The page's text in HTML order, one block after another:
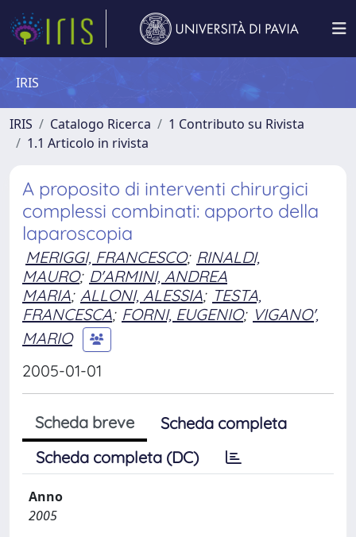
IRIS
IRIS Catalogo Ricerca
1 Contributo su Rivista
1.1 Articolo in rivista
A proposito di interventi chirurgici
complessi combinati: apporto della
laparoscopia
MERIGGI, FRANCESCO; RINALDI,
MAURO; D'ARMINI, ANDREA
MARIA; ALLONI, ALESSIA; TESTA,
FRANCESCA; FORNI, EUGENIO; VIGANO',
MARIO
2005-01-01
Scheda breve
Scheda completa
Scheda completa (DC)
Anno
2005